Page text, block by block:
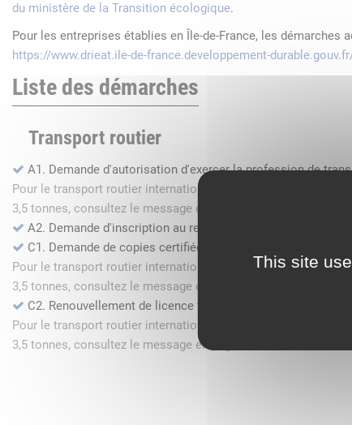
This site
du ministère de la Transition écologique.
Pour les entreprises établies en Île-de-France, les
https://www.drieat.ile-de-france.developpement-
Liste des démarches
Transport routier
A1. Demande d'autorisation d'exercer la profession de
Pour le transport routier international de marchandises dans
3,5 tonnes, consultez le message en page d'accueil.
A2. Demande d'inscription au registre des
C1. Demande de copies certifiées conformes
Pour le transport routier international de marchandises dans
3,5 tonnes, consultez le message en page d'accueil.
C2. Renouvellement de licence transport routier
Pour le transport routier international de marchandises dans
3,5 tonnes, consultez le message en page d'accueil.